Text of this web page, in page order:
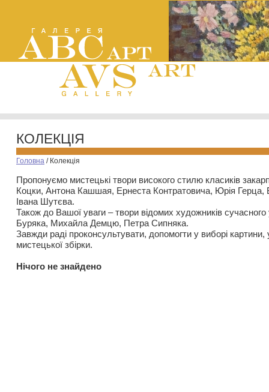
КОЛЕКЦІЯ
Головна / Колекція
Пропонуємо мистецькі твори високого стилю класиків
Коцки, Антона Кашшая, Ернеста Контратовича, Юрія
Івана Шутєва.
Також до Вашої уваги – твори відомих художників
Буряка, Михайла Демцю, Петра Сипняка.
Завжди раді проконсультувати, допомогти у виборі картини,
мистецької збірки.
Нiчого не знайдено